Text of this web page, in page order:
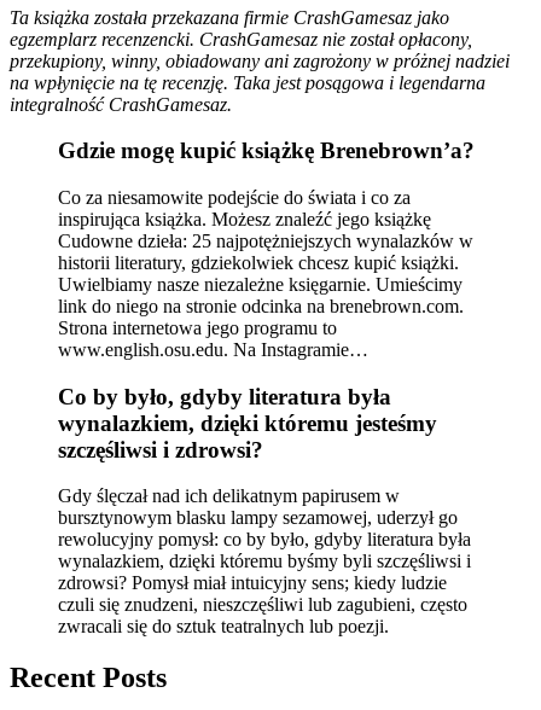
Ta książka została przekazana firmie CrashGamesaz jako
egzemplarz recenzencki. CrashGamesaz nie został opłacony,
przekupiony, winny, obiadowany ani zagrożony w próżnej nadziei
na wpłynięcie na tę recenzję. Taka jest posągowa i legendarna
integralność CrashGamesaz.
Gdzie mogę kupić książkę Brenebrown’a?
Co za niesamowite podejście do świata i co za
inspirująca książka. Możesz znaleźć jego książkę
Cudowne dzieła: 25 najpotężniejszych wynalazków w
historii literatury, gdziekolwiek chcesz kupić książki.
Uwielbiamy nasze niezależne księgarnie. Umieścimy
link do niego na stronie odcinka na brenebrown.com.
Strona internetowa jego programu to
www.english.osu.edu. Na Instagramie…
Co by było, gdyby literatura była
wynalazkiem, dzięki któremu jesteśmy
szczęśliwsi i zdrowsi?
Gdy ślęczał nad ich delikatnym papirusem w
bursztynowym blasku lampy sezamowej, uderzył go
rewolucyjny pomysł: co by było, gdyby literatura była
wynalazkiem, dzięki któremu byśmy byli szczęśliwsi i
zdrowsi? Pomysł miał intuicyjny sens; kiedy ludzie
czuli się znudzeni, nieszczęśliwi lub zagubieni, często
zwracali się do sztuk teatralnych lub poezji.
Recent Posts